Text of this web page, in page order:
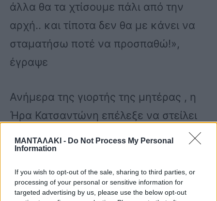
ΜΑΝΤΑΛΑΚΙ - Do Not Process My Personal
Information
If you wish to opt-out of the sale, sharing to third parties, or
processing of your personal or sensitive information for
targeted advertising by us, please use the below opt-out
άλλα θα τα χτίσουμε πάλι από την
αρχή.. και τίποτα δεν θα με κάνει να
σταματήσω ποτέ να προσπαθώ!»,
έγραψε
Ανήμερα της γιορτής της μητέρας , η
Ήρα Κατσαντώνη επέλεξε να στείλει
τις δικές τις ευχές με μία φωτογραφία
από την εγκυμοσύνη της: